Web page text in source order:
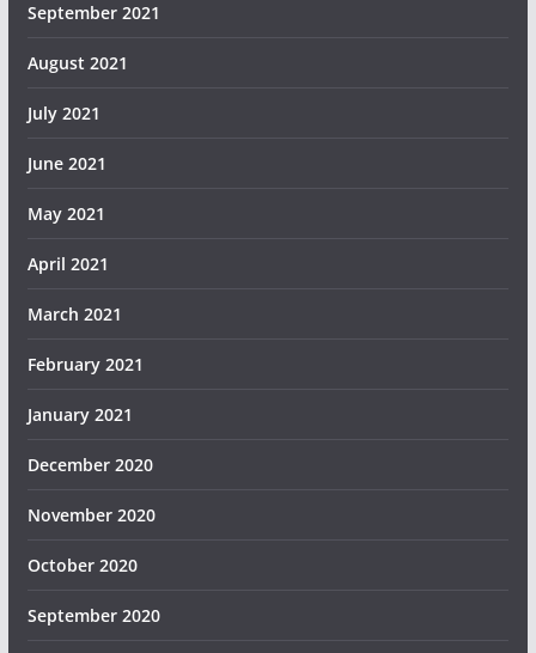
September 2021
August 2021
July 2021
June 2021
May 2021
April 2021
March 2021
February 2021
January 2021
December 2020
November 2020
October 2020
September 2020